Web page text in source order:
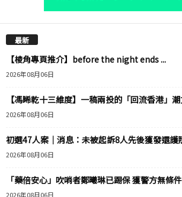
最新
【棱角專頁推介】before the night ends ...
2026年08月06日
【馮睎乾十三維度】一稿兩投的「回流香港」
2026年08月06日
初選47人案｜消息：未被起訴8人先後獲發還護
2026年08月06日
「藥倍安心」吹哨者鄭曦琳已踢保 獲警方無條
2026年08月06日